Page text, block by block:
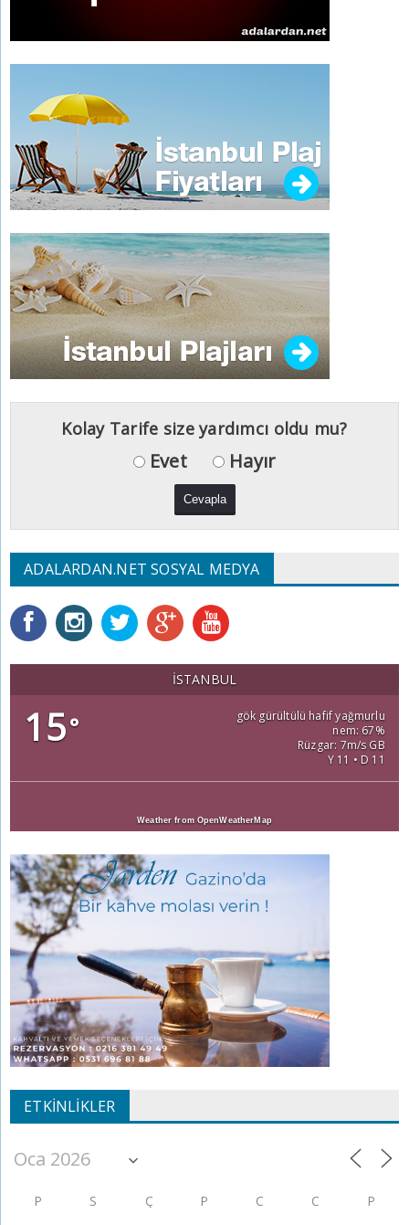
Kolay Tarife size yardımcı oldu mu?
Evet Hayır
ADALARDAN.NET SOSYAL MEDYA
İSTANBUL
15°
gök gürültülü hafif yağmurlu
nem: 67%
Rüzgar: 7m/s GB
Y 11 • D 11
Weather from OpenWeatherMap
ETKINLIKLER
P S Ç P C C P